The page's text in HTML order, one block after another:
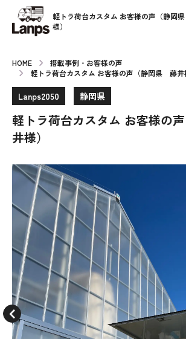
軽トラ荷台カスタム お客様の声（静岡
様）
HOME
搭載事例・お客様の声
軽トラ荷台カスタム お客様の声（静岡県 藤井
Lanps2050 静岡県
軽トラ荷台カスタム お客様の
井様）